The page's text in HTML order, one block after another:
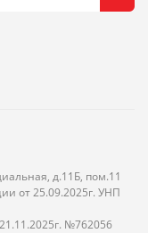
д.11Б, пом.11
от 25.09.2025г. УНП
№762056